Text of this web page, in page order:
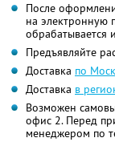
После
на электронную
обрабатывается
Предъявляйте
Доставка по
Доставка в
Возможен
офис 2. Перед
менеджером по